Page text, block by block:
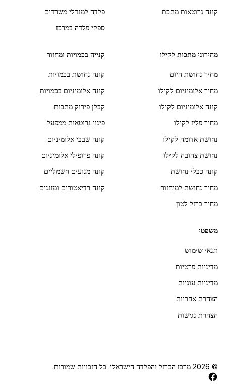
קונה גרוטאות מתכת
פלדה למגדלי משרדים
ספקי פלדה במרכז
מחירוני מתכות לקילו
מחיר נחושת היום
מחיר אלומיניום לקילו
קונה אלומיניום לקילו
מחיר פליז לקילו
נחושת אדומה לקילו
נחושת צהובה לקילו
קונה כבלי נחושת
מחיר נחושת למיחזור
מחיר ברזל לטון
קנייה בכמויות ומחזור
קונה נחושת בכמויות
קונה אלומיניום בכמויות
קבלן פירוק מתכות
פינוי גרוטאות ממפעל
קונה שבבי אלומיניום
קונה פרופילי אלומיניום
קונה מנועים חשמליים
קונה רדיאטורים ומזגנים
משפטי
תנאי שימוש
מדיניות פרטיות
מדיניות עוגיות
הצהרת אחריות
הצהרת נגישות
©
2026 מרכז הברזל והפלדה הישראלי. כל הזכויות שמורות.